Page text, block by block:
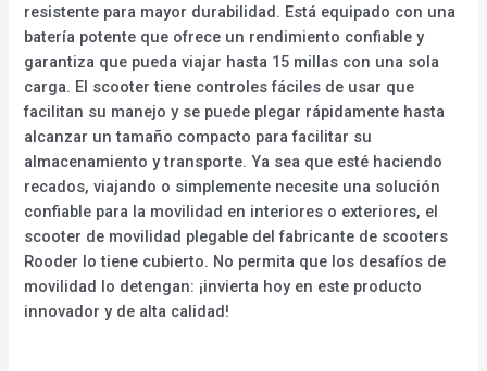
resistente para mayor durabilidad. Está equipado con una
batería potente que ofrece un rendimiento confiable y
garantiza que pueda viajar hasta 15 millas con una sola
carga. El scooter tiene controles fáciles de usar que
facilitan su manejo y se puede plegar rápidamente hasta
alcanzar un tamaño compacto para facilitar su
almacenamiento y transporte. Ya sea que esté haciendo
recados, viajando o simplemente necesite una solución
confiable para la movilidad en interiores o exteriores, el
scooter de movilidad plegable del fabricante de scooters
Rooder lo tiene cubierto. No permita que los desafíos de
movilidad lo detengan: ¡invierta hoy en este producto
innovador y de alta calidad!